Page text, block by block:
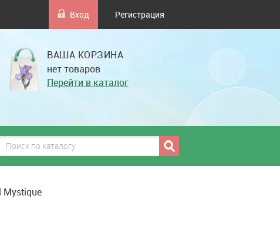
Вход Регистрация
ВАША КОРЗИНА
нет товаров
Перейти в каталог
Mystique